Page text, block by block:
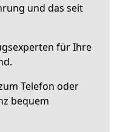
und das seit
für Ihre
Telefon oder
bequem